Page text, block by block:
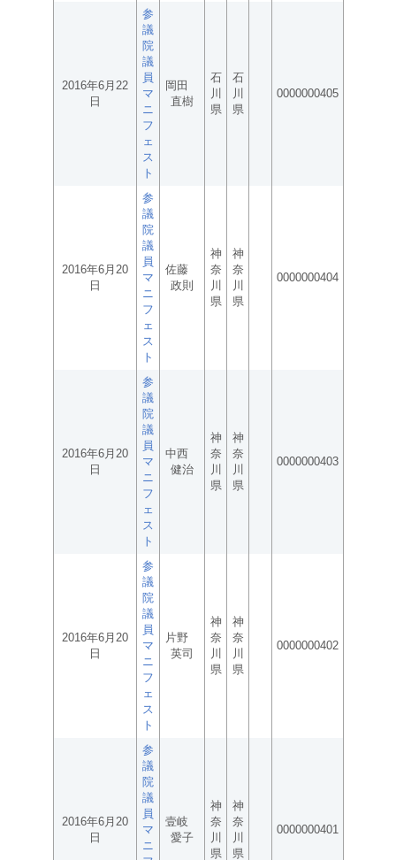
2016年6月22
日
参
議
院
議
員
マ
ニ
フ
ェ
ス
ト
岡田
直樹
石
川
県
石
川
県
0000000405
2016年6月20
日
参
議
院
議
員
マ
ニ
フ
ェ
ス
ト
佐藤
政則
神
奈
川
県
神
奈
川
県
0000000404
2016年6月20
日
参
議
院
議
員
マ
ニ
フ
ェ
ス
ト
中西
健治
神
奈
川
県
神
奈
川
県
0000000403
2016年6月20
日
参
議
院
議
員
マ
ニ
フ
ェ
ス
ト
片野
英司
神
奈
川
県
神
奈
川
県
0000000402
2016年6月20
日
参
議
院
議
員
マ
ニ
壹岐
愛子
神
奈
川
県
神
奈
川
県
0000000401